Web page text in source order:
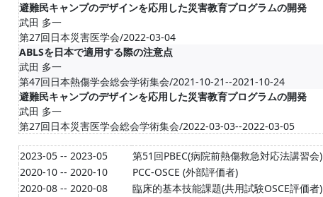
避難民キャンプのデザインを応用した災害教育プログラムの開発
武田 多一
第27回日本災害医学会/2022-03-04
ABLSを日本で適用する際の注意点
武田 多一
第47回日本熱傷学会総会学術集会/2021-10-21--2021-10-24
避難民キャンプのデザインを応用した災害教育プログラムの開発
武田 多一
第27回日本災害医学会総会学術集会/2022-03-03--2022-03-05
2023-05 -- 2023-05 第51回PBEC(病院前熱傷救急対応法講習会)
2020-10 -- 2020-10
PCC-OSCE (外部評価者)
2020-08 -- 2020-08
臨床的基本技能課題(共用試験OSCE評価者)